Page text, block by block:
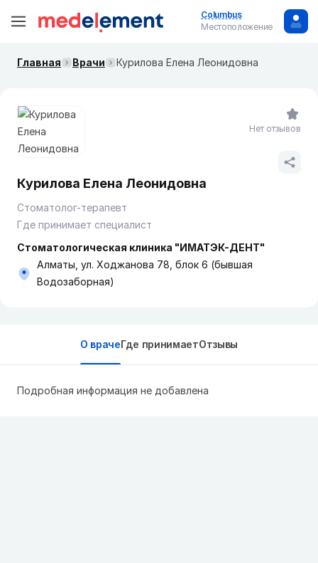
Columbus
Местоположение
Главная Врачи Курилова Елена Леонидовна
Курилова Елена Леонидовна
Стоматолог-терапевт
Где принимает специалист
Стоматологическая клиника "ИМАТЭК-ДЕНТ"
Алматы, ул. Ходжанова 78, блок 6 (бывшая
Водозаборная)
Нет отзывов
О врачеГде принимаетОтзывы
Подробная информация не добавлена